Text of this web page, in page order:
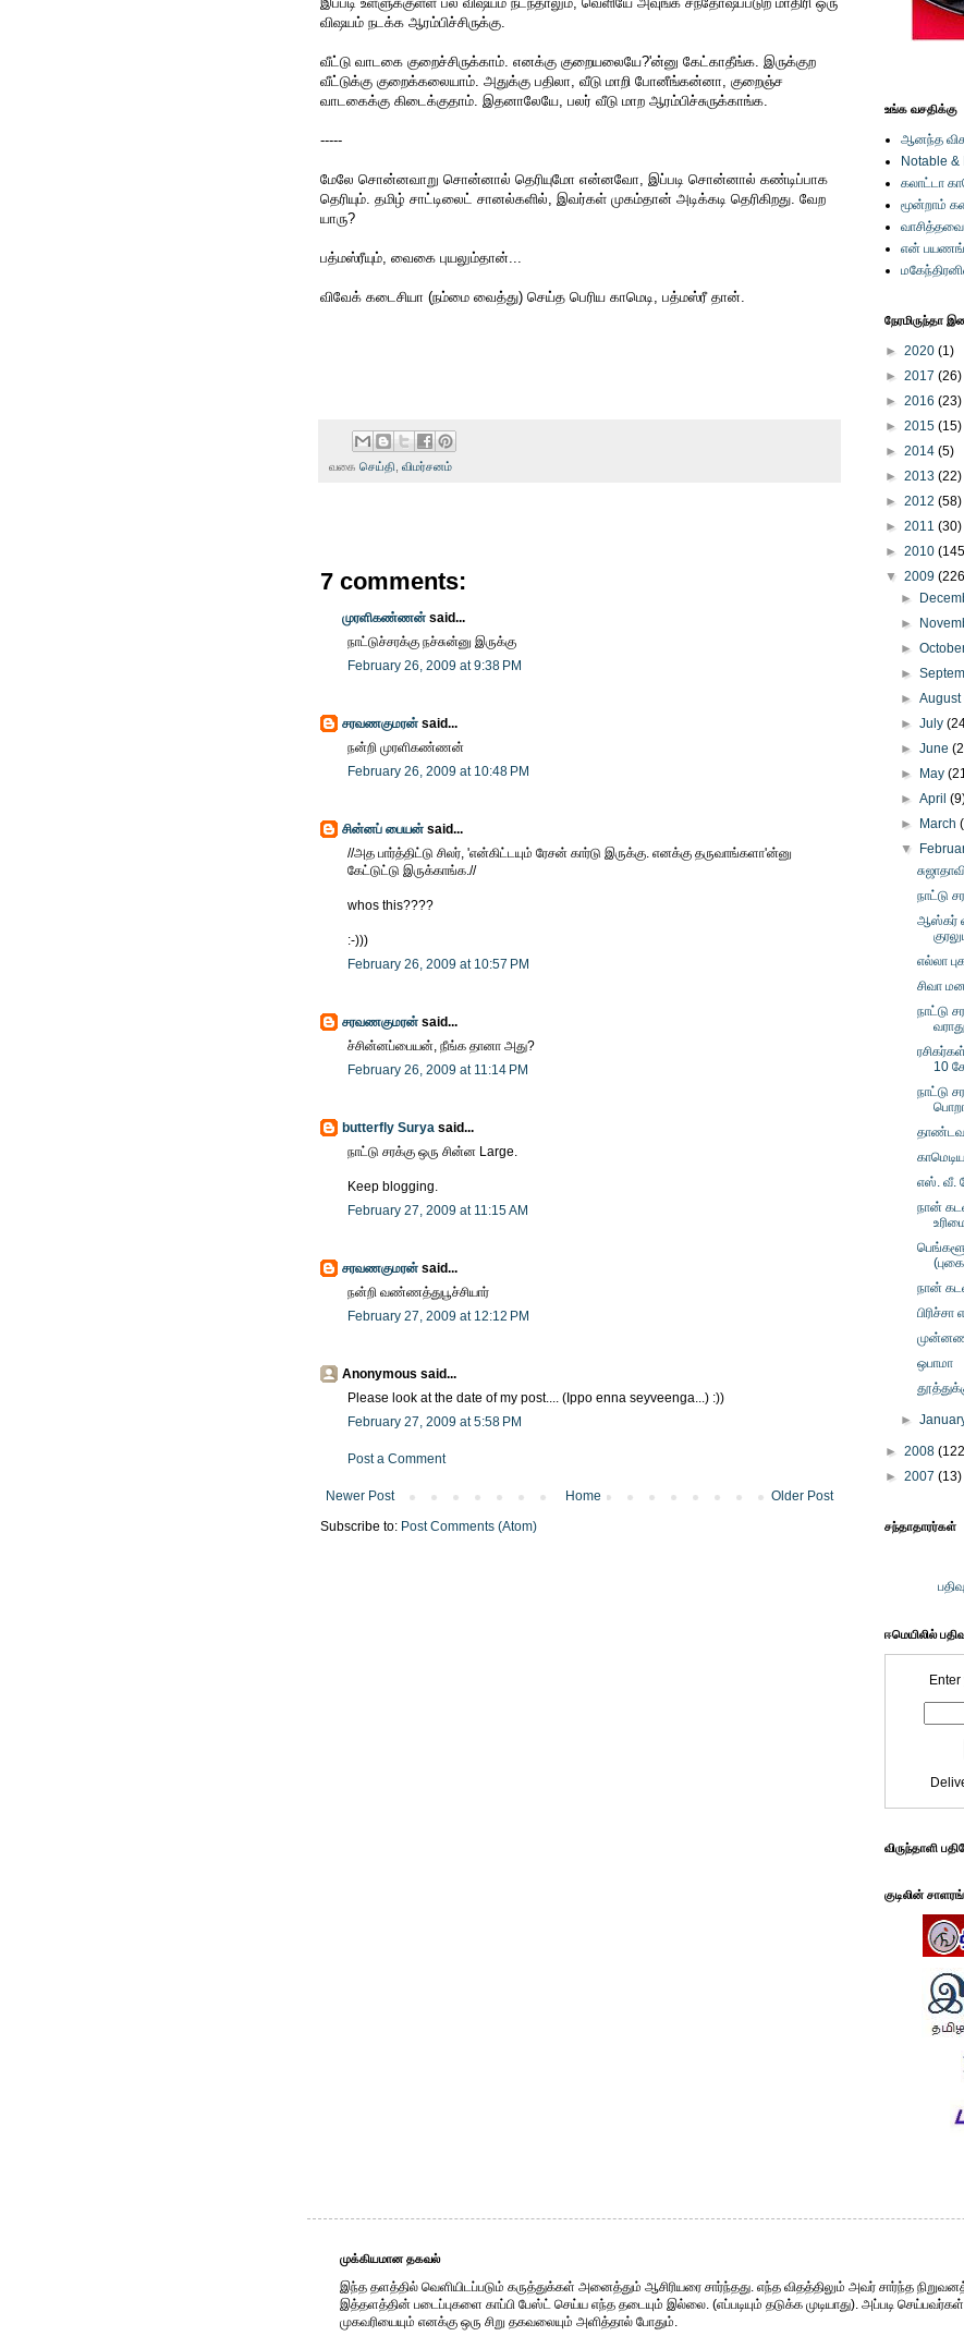
விஷயம் நடக்க ஆரம்பிச்சிருக்கு.
வீட்டு வாடகை குறைச்சிருக்காம். எனக்கு குறையலையே?'ன்னு கேட்காதீங்க. இருக்குற
வீட்டுக்கு குறைக்கலையாம். அதுக்கு பதிலா, வீடு மாறி போனீங்கன்னா, குறைஞ்ச
வாடகைக்கு கிடைக்குதாம். இதனாலேயே, பலர் வீடு மாற ஆரம்பிச்சுருக்காங்க.
-----
மேலே சொன்னவாறு சொன்னால் தெரியுமோ என்னவோ, இப்படி சொன்னால் கண்டிப்பாக
தெரியும். தமிழ் சாட்டிலைட் சானல்களில், இவர்கள் முகம்தான் அடிக்கடி தெரிகிறது. வேற
யாரு?
பத்மஸ்ரீயும், வைகை புயலும்தான்...
விவேக் கடைசியா (நம்மை வைத்து) செய்த பெரிய காமெடி, பத்மஸ்ரீ தான்.
வகை செய்தி விமர்சனம்
7 comments:
முரளிகண்ணன் said...
நாட்டுச்சரக்கு நச்சுன்னு இருக்கு
February 26, 2009 at 9:38 PM
சரவணகுமரன் said...
நன்றி முரளிகண்ணன்
February 26, 2009 at 10:48 PM
சின்னப் பையன் said...
//அத பார்த்திட்டு சிலர், 'என்கிட்டயும் ரேசன் கார்டு இருக்கு. எனக்கு தருவாங்களா'ன்னு
கேட்டுட்டு இருக்காங்க.//
whos this????
:-)))
February 26, 2009 at 10:57 PM
சரவணகுமரன் said...
ச்சின்னப்பையன், நீங்க தானா அது?
February 26, 2009 at 11:14 PM
butterfly Surya said...
நாட்டு சரக்கு ஒரு சின்ன Large.
Keep blogging.
February 27, 2009 at 11:15 AM
சரவணகுமரன் said...
நன்றி வண்ணத்துபூச்சியார்
February 27, 2009 at 12:12 PM
Anonymous said...
Please look at the date of my post.... (Ippo enna seyveenga...) :))
February 27, 2009 at 5:58 PM
Post a Comment
Newer Post Older Post
Home
Subscribe to: Post Comments (Atom)
உங்க வசதிக்கு
ஆனந்த
Notable &
கலாட்டா
மூன்றாம்
என்
நேரமிருந்தா
► 2020 (1)
► 2017 (26)
► 2016 (23)
► 2015 (15)
► 2014 (5)
► 2013 (22)
► 2012 (58)
► 2011 (30)
► 2010
▼ 2009
►
►
►
►
►August
►July
►June
►
May
►April
►
March
▼
நாட்டு
ஆஸ்கர்
எல்லா
சிவா
நாட்டு
வராது
10
நாட்டு
எஸ். வீ.
நான்
நான்
பிரிச்சா
ஒபாமா
►
► 2008
► 2007 (13)
சந்தாதாரர்கள்
ஈமெயிலில்
விருந்தாளி
குடிலின்
முக்கியமான தகவல்
இந்த தளத்தில் வெளியிடப்படும் கருத்துக்கள் அனைத்தும் ஆசிரியரை சார்ந்தது. எந்த விதத்திலும் அவர் சார்ந்த
இத்தளத்தின் படைப்புகளை காப்பி பேஸ்ட் செய்ய எந்த தடையும் இல்லை. (எப்படியும் தடுக்க முடியாது). அப்படி
முகவரியையும் எனக்கு ஒரு சிறு தகவலையும் அளித்தால் போதும்.